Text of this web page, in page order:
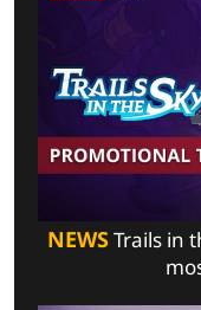
NEWSTrails in